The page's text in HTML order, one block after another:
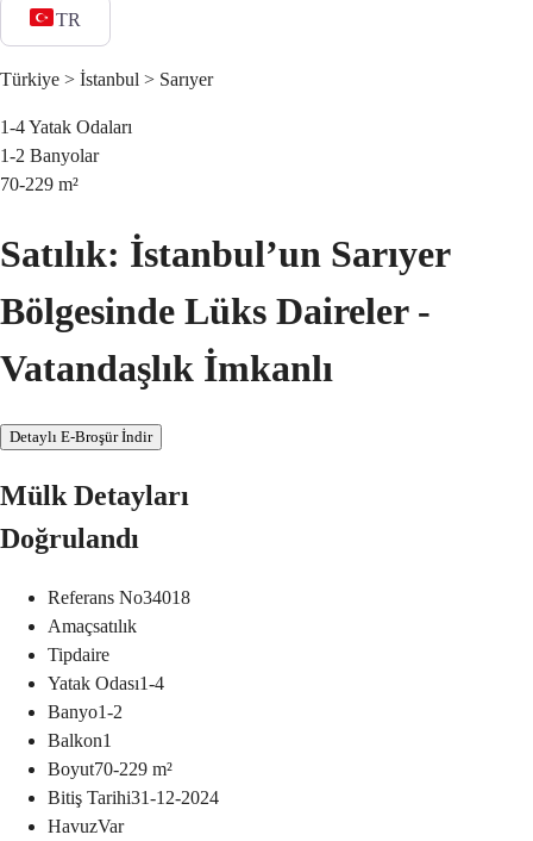
TR
Türkiye > İstanbul > Sarıyer
1-4Yatak Odaları
1-2 Banyolar
70-229 m²
Satılık: İstanbul’un Sarıyer
Bölgesinde Lüks Daireler -
Vatandaşlık İmkanlı
Detaylı E-Broşür İndir
Mülk Detayları
Doğrulandı
Referans No34018
Amaçsatılık
Tipdaire
Yatak Odası1-4
Banyo1-2
Balkon1
Boyut70-229 m²
Bitiş Tarihi31-12-2024
HavuzVar